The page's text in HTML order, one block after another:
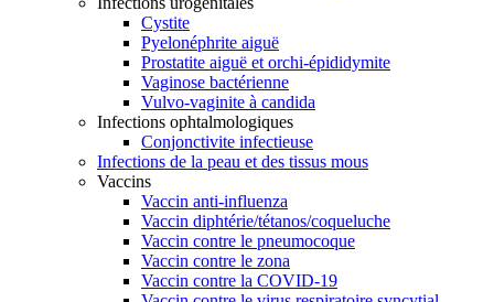
Cystite
Pyelonéphrite aiguë
Prostatite aiguë et orchi-épididymite
Vaginose bactérienne
Vulvo-vaginite à candida
Infections ophtalmologiques
Conjonctivite infectieuse
Infections de la peau et des tissus mous
Vaccins
Vaccin anti-influenza
Vaccin diphtérie/tétanos/coqueluche
Vaccin contre le pneumocoque
Vaccin contre le zona
Vaccin contre la COVID-19